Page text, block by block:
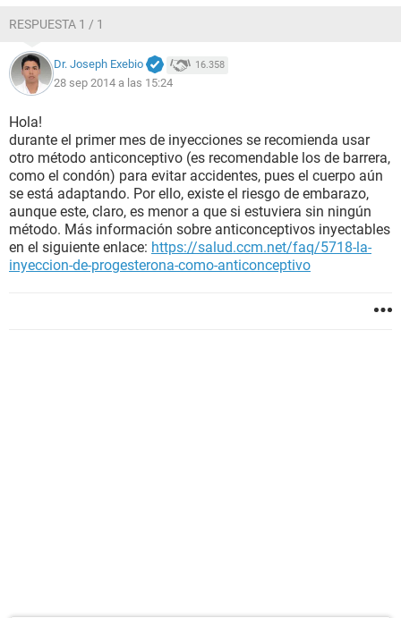
RESPUESTA 1 / 1
Dr. Joseph Exebio 16.358
28 sep 2014 a las 15:24
Hola!
durante el primer mes de inyecciones se recomienda usar
otro método anticonceptivo (es recomendable los de barrera,
como el condón) para evitar accidentes, pues el cuerpo aún
se está adaptando. Por ello, existe el riesgo de embarazo,
aunque este, claro, es menor a que si estuviera sin ningún
método. Más información sobre anticonceptivos inyectables
en el siguiente enlace: https://salud.ccm.net/faq/5718-la-
inyeccion-de-progesterona-como-anticonceptivo